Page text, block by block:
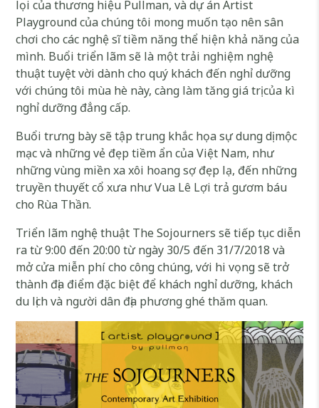
lọi của thương hiệu Pullman, và dự án Artist
Playground của chúng tôi mong muốn tạo nên sân
chơi cho các nghệ sĩ tiềm năng thể hiện khả năng của
mình. Buổi triển lãm sẽ là một trải nghiệm nghệ
thuật tuyệt vời dành cho quý khách đến nghỉ dưỡng
với chúng tôi mùa hè này, càng làm tăng giá trị của kì
nghỉ dưỡng đẳng cấp.
Buổi trưng bày sẽ tập trung khắc họa sự dung dị mộc
mạc và những vẻ đẹp tiềm ẩn của Việt Nam, như
những vùng miền xa xôi hoang sợ đẹp lạ, đến những
truyền thuyết cổ xưa như Vua Lê Lợi trả gươm báu
cho Rùa Thần.
Triển lãm nghệ thuật The Sojourners sẽ tiếp tục diễn
ra từ 9:00 đến 20:00 từ ngày 30/5 đến 31/7/2018 và
mở cửa miễn phí cho công chúng, với hi vọng sẽ trở
thành địa điểm đặc biệt để khách nghỉ dưỡng, khách
du lịch và người dân địa phương ghé thăm quan.